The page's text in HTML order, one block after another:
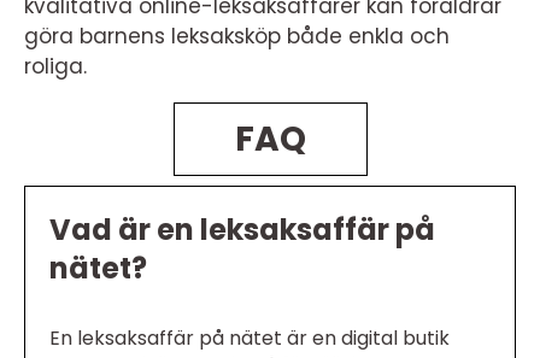
kvalitativa online-leksaksaffärer kan föräldrar
göra barnens leksaksköp både enkla och
roliga.
FAQ
Vad är en leksaksaffär på
nätet?
En leksaksaffär på nätet är en digital butik